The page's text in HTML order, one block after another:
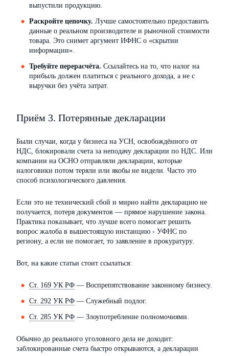
выпустили продукцию.
Раскройте цепочку. Лучше самостоятельно предоставить
данные о реальном производителе и рыночной стоимости
товара. Это снимет аргумент ИФНС о «скрытии
информации».
Требуйте перерасчёта. Ссылайтесь на то, что налог на
прибыль должен платиться с реального дохода, а не с
выручки без учёта затрат.
Приём 3. Потерянные декларации
Были случаи, когда у бизнеса на УСН, освобождённого от
НДС, блокировали счета за неподачу декларации по НДС. Или
компании на ОСНО отправляли декларации, которые
налоговики потом теряли или якобы не видели. Часто это
способ психологического давления.
Если это не технический сбой и мирно найти декларацию не
получается, потеря документов — прямое нарушение закона.
Практика показывает, что лучше всего помогает решить
вопрос жалоба в вышестоящую инстанцию - УФНС по
региону, а если не помогает, то заявление в прокуратуру.
Вот, на какие статьи стоит ссылаться:
Ст. 169 УК РФ — Воспрепятствование законному бизнесу.
Ст. 292 УК РФ — Служебный подлог.
Ст. 285 УК РФ — Злоупотребление полномочиями.
Обычно до реального уголовного дела не доходит:
заблокированные счета быстро открываются, а декларации